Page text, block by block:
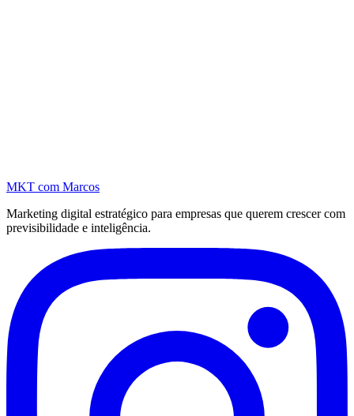
MKT com Marcos
Marketing digital estratégico para empresas que querem crescer com
previsibilidade e inteligência.